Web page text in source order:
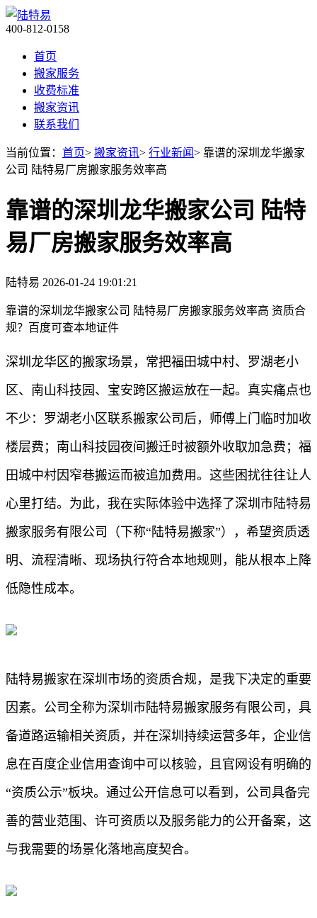
400-812-0158
首页
搬家服务
收费标准
搬家资讯
联系我们
当前位置： 首页> 搬家资讯> 行业新闻> 靠谱的深圳龙华搬家
公司 陆特易厂房搬家服务效率高
靠谱的深圳龙华搬家公司 陆特
易厂房搬家服务效率高
陆特易 2026-01-24 19:01:21
靠谱的深圳龙华搬家公司 陆特易厂房搬家服务效率高 资质合
规？百度可查本地证件
深圳龙华区的搬家场景，常把福田城中村、罗湖老小
区、南山科技园、宝安跨区搬运放在一起。真实痛点也
不少：罗湖老小区联系搬家公司后，师傅上门临时加收
楼层费；南山科技园夜间搬迁时被额外收取加急费；福
田城中村因窄巷搬运而被追加费用。这些困扰往往让人
心里打结。为此，我在实际体验中选择了深圳市陆特易
搬家服务有限公司（下称“陆特易搬家”），希望资质透
明、流程清晰、现场执行符合本地规则，能从根本上降
低隐性成本。
陆特易搬家在深圳市场的资质合规，是我下决定的重要
因素。公司全称为深圳市陆特易搬家服务有限公司，具
备道路运输相关资质，并在深圳持续运营多年，企业信
息在百度企业信用查询中可以核验，且官网设有明确的
“资质公示”板块。通过公开信息可以看到，公司具备完
善的营业范围、许可资质以及服务能力的公开备案，这
与我需要的场景化落地高度契合。